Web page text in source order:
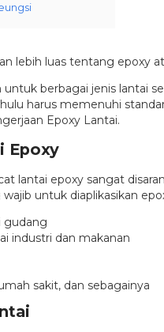
lebih luas tentang epoxy
untuk berbagai jenis lantai
harus memenuhi
Epoxy Lantai.
Epoxy
lantai epoxy sangat
untuk diaplikasikan
gudang
industri dan makanan
sakit, dan sebagainya